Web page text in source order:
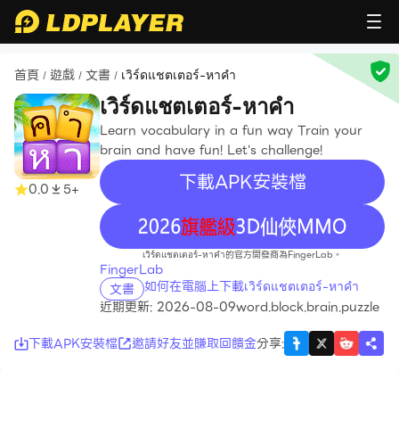
首頁 / 遊戲 / 文書 / เวิร์ดแชตเตอร์-หาคำ
0.0 5+
เวิร์ดแชตเตอร์-หาคำ
Learn vocabulary in a fun way Train your
brain and have fun! Let's challenge!
下載APK安裝檔
recommend
เวิร์ดแชตเตอร์-หาคำ的官方開發商為FingerLab。
FingerLab
文書 如何在電腦上下載เวิร์ดแชตเตอร์-หาคำ
近期更新: 2026-08-09word.block.brain.puzzle
下載APK安裝檔
邀請好友並賺取回饋金分享: